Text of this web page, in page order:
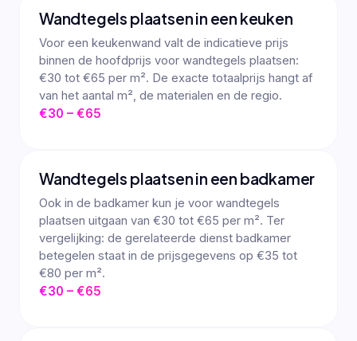
Wandtegels plaatsen in een keuken
Voor een keukenwand valt de indicatieve prijs
binnen de hoofdprijs voor wandtegels plaatsen:
€30 tot €65 per m². De exacte totaalprijs hangt af
van het aantal m², de materialen en de regio.
€30 – €65
Wandtegels plaatsen in een badkamer
Ook in de badkamer kun je voor wandtegels
plaatsen uitgaan van €30 tot €65 per m². Ter
vergelijking: de gerelateerde dienst badkamer
betegelen staat in de prijsgegevens op €35 tot
€80 per m².
€30 – €65